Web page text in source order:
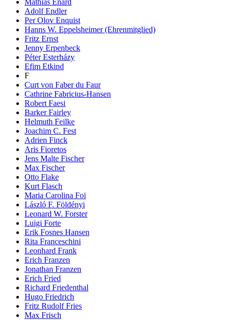
Adolf Endler
Per Olov Enquist
Hanns W. Eppelsheimer (Ehrenmitglied)
Fritz Ernst
Jenny Erpenbeck
Péter Esterházy
Efim Etkind
F
Curt von Faber du Faur
Cathrine Fabricius-Hansen
Robert Faesi
Barker Fairley
Helmuth Feilke
Joachim C. Fest
Adrien Finck
Aris Fioretos
Jens Malte Fischer
Max Fischer
Otto Flake
Kurt Flasch
Maria Carolina Foi
László F. Földényi
Leonard W. Forster
Luigi Forte
Erik Fosnes Hansen
Rita Franceschini
Leonhard Frank
Erich Franzen
Jonathan Franzen
Erich Fried
Richard Friedenthal
Hugo Friedrich
Fritz Rudolf Fries
Max Frisch